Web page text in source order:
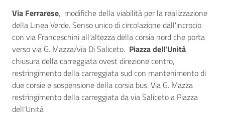
Via Ferrarese, modifiche della viabilità per la realizzazione
della Linea Verde. Senso unico di circolazione dall'incrocio
con via Franceschini all'altezza della corsia nord che porta
verso via G. Mazza/via Di Saliceto. Piazza dell'Unità
chiusura della carreggiata ovest direzione centro,
restringimento della carreggiata sud con mantenimento di
due corsie e sospensione della corsia bus. Via G. Mazza
restringimento della carreggiata da via Saliceto a Piazza
dell'Unità